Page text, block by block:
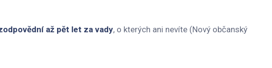
až pět let za vady, o kterých ani nevíte (Nový občanský